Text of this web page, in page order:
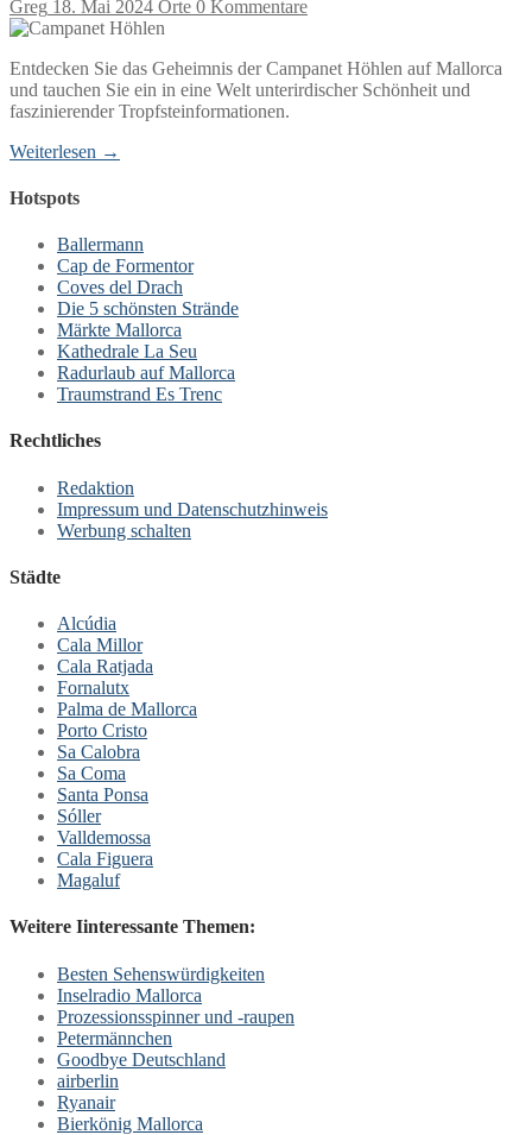
Greg 18. Mai 2024 Orte 0 Kommentare
Entdecken Sie das Geheimnis der Campanet Höhlen auf Mallorca
und tauchen Sie ein in eine Welt unterirdischer Schönheit und
faszinierender Tropfsteinformationen.
Weiterlesen →
Hotspots
Ballermann
Cap de Formentor
Coves del Drach
Die 5 schönsten Strände
Märkte Mallorca
Kathedrale La Seu
Radurlaub auf Mallorca
Traumstrand Es Trenc
Rechtliches
Redaktion
Impressum und Datenschutzhinweis
Werbung schalten
Städte
Alcúdia
Cala Millor
Cala Ratjada
Fornalutx
Palma de Mallorca
Porto Cristo
Sa Calobra
Sa Coma
Santa Ponsa
Sóller
Valldemossa
Cala Figuera
Magaluf
Weitere Iinteressante Themen:
Besten Sehenswürdigkeiten
Inselradio Mallorca
Prozessionsspinner und -raupen
Petermännchen
Goodbye Deutschland
airberlin
Ryanair
Bierkönig Mallorca